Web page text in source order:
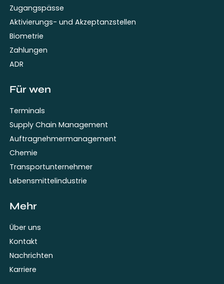
Zugangspässe
Aktivierungs- und Akzeptanzstellen
Biometrie
Zahlungen
ADR
Für wen
Terminals
Supply Chain Management
Auftragnehmermanagement
Chemie
Transportunternehmer
Lebensmittelindustrie
Mehr
Über uns
Kontakt
Nachrichten
Karriere